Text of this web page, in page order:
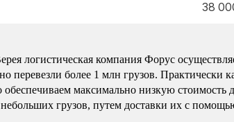
38
логистическая компания Форус
перевезли более 1 млн грузов. Практически
обеспечиваем максимально низкую
грузов, путем доставки их с